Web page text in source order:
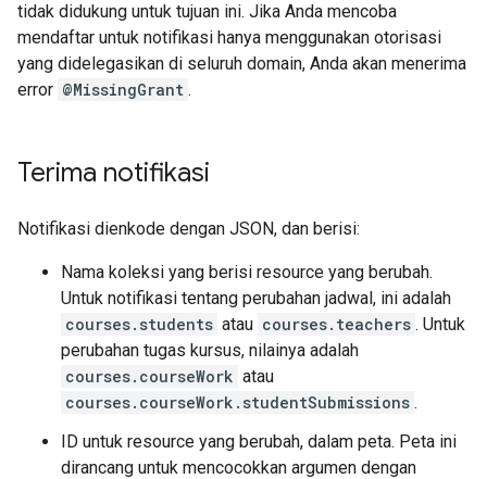
tidak didukung untuk tujuan ini. Jika Anda mencoba
mendaftar untuk notifikasi hanya menggunakan otorisasi
yang didelegasikan di seluruh domain, Anda akan menerima
error @MissingGrant .
Terima notifikasi
Notifikasi dienkode dengan JSON, dan berisi:
Nama koleksi yang berisi resource yang berubah.
Untuk notifikasi tentang perubahan jadwal, ini adalah
courses.students atau courses.teachers . Untuk
perubahan tugas kursus, nilainya adalah
courses.courseWork atau
courses.courseWork.studentSubmissions .
ID untuk resource yang berubah, dalam peta. Peta ini
dirancang untuk mencocokkan argumen dengan